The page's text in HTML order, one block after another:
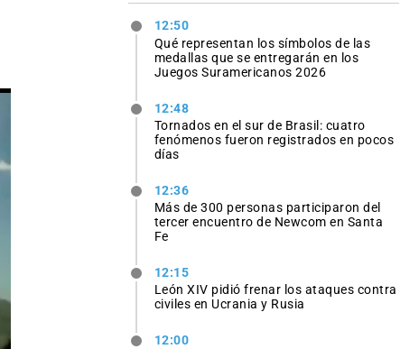
12:50
Qué representan los símbolos de las
medallas que se entregarán en los
Juegos Suramericanos 2026
12:48
Tornados en el sur de Brasil: cuatro
fenómenos fueron registrados en pocos
días
12:36
Más de 300 personas participaron del
tercer encuentro de Newcom en Santa
Fe
12:15
León XIV pidió frenar los ataques contra
civiles en Ucrania y Rusia
12:00